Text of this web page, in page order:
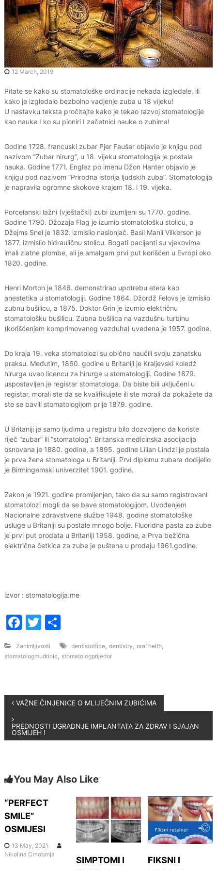
12 March, 2019
Pitate se kako su stomatološke ordinacije nekada izgledale, ili
kako je izgledalo bezbolno vadjenje zuba u 18 vijeku!
U nastavku teksta pročitajte kako je tekao razvoj stomatologije
kao nauke I ko su pioniri I začetnici nauke o zubima!
Godine 1728. francuski zubar Pjer Faušar objavio je knjigu pod
nazivom “Zubar hirurg”, u 18. vijeku stomatologija je postala
nauka. Godine 1771. Englez po imenu Džon Hanter objavio je
knjigu pod nazivom “Prirodna istorija ljudskih zuba”. Stomatologija
je napravila ogromne skokove krajem 18. i 19. vijeka.
Porcelanski lažni (vještački) zubi izumljeni su 1770. godine.
Godine 1790. Džozaja Flag je izumio stomatološku stolicu, a
Džejms Snel je 1832. izmislio naslonjač. Basil Manli Vilkerson je
1877. izmislio hidrauličnu stolicu. Bogati pacijenti su vjekovima
imali zlatne plombe, ali je amalgam prvi put korišćen u Evropi oko
1820. godine.
Henri Morton je 1846. demonstrirao upotrebu etera kao
anestetika u stomatologiji. Godine 1864. Džordž Felovs je izmislio
zubnu bušilicu, a 1875. Doktor Grin je izumio električnu
stomatološku bušilicu. Zubna bušilica na vazdušnu turbinu
(korišćenjem komprimovanog vazduha) uvedena je 1957. godine.
Do kraja 19. veka stomatolozi su obično naučili svoju zanatsku
praksu. Međutim, 1860. godine u Britaniji je Kraljevski koledž
hirurga uveo licencu za hirurge u stomatologiji. Godine 1879.
uspostavljen je registar stomatologa. Da biste bili uključeni u
registar, morali ste da se kvalifikujete ili ste morali da pokažete da
ste se bavili stomatologijom prije 1879. godine.
U Britaniji je samo ljudima u registru bilo dozvoljeno da koriste
riječ “zubar” ili “stomatolog”. Britanska medicinska asocijacija
osnovana je 1880. godine, a 1895. godine Lilian Lindzi je postala
je prva žena stomatologa u Britaniji. Prvi diplomu zubara dodijelio
je Birmingemski univerzitet 1901. godine.
Zakon je 1921. godine promijenjen, tako da su samo registrovani
stomatolozi mogli da se bave stomatologijom. Uvođenjem
Nacionalne zdravstvene službe 1948. godine stomatološke
usluge u Britaniji su postale mnogo bolje. Fluoridna pasta za zube
je prvi put prodata u Britaniji 1958. godine, a Prva bežična
električna četkica za zube je puštena u prodaju 1961.godine.
izvor : stomatologija.me
F
c
o
k
T
itt
S
h
ar
Zanimljivosti dentistoffice, dentistry , oral helth ,
stomatologmudrinic , stomatologprijedor
P
o
t
a
v
i
VAŽNE ČINJENICE O MLIJEČNIM ZUBIĆIMA
PREDNOSTI UGRADNJE IMPLANTATA ZA ZDRAV I SJAJAN
OSMIJEH !
You May Also Like
“PERFECT
SMILE”
OSMIJESI
13 May, 2021
Nikolina Crnobrnja
SIMPTOMI I
FIKSNI I